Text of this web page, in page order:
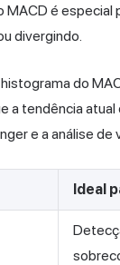
MACD é
divergindo.
do
a tendência
e a análise
Ideal